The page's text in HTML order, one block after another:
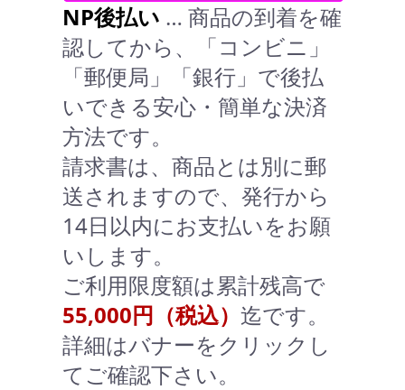
NP後払い … 商品の到着を確
認してから、「コンビニ」
「郵便局」「銀行」で後払
いできる安心・簡単な決済
方法です。
請求書は、商品とは別に郵
送されますので、発行から
14日以内にお支払いをお願
いします。
ご利用限度額は累計残高で
55,000円（税込） 迄です。
詳細はバナーをクリックし
てご確認下さい。